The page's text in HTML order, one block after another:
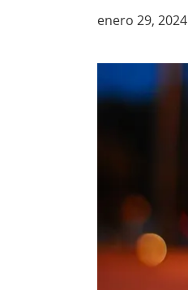
enero 29, 2024